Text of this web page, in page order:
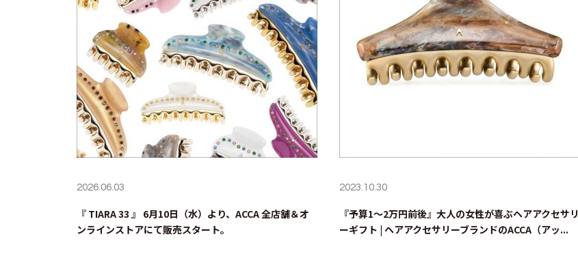
2026.06.03
『 TIARA 33 』 6月10日（水）より、ACCA 全店舗＆オ
ンラインストアにて販売スタート。
2023.10.30
『予算1～2万円前後』大人の女性が喜ぶヘアアクセサリ
ーギフト | ヘアアクセサリーブランドのACCA（アッ...